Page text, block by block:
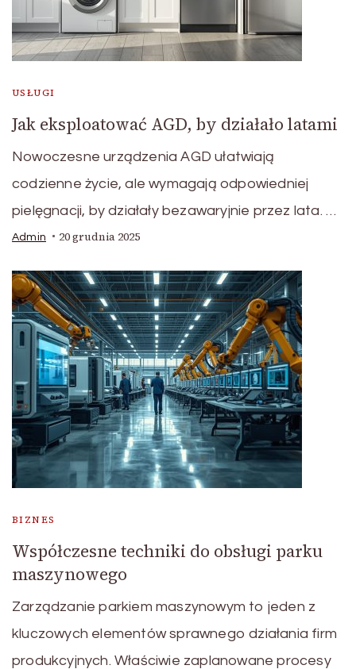
USŁUGI
Jak eksploatować AGD, by działało latami
Nowoczesne urządzenia AGD ułatwiają
codzienne życie, ale wymagają odpowiedniej
pielęgnacji, by działały bezawaryjnie przez lata. …
Admin 20 grudnia 2025
BIZNES
Współczesne techniki do obsługi parku
maszynowego
Zarządzanie parkiem maszynowym to jeden z
kluczowych elementów sprawnego działania firm
produkcyjnych. Właściwie zaplanowane procesy